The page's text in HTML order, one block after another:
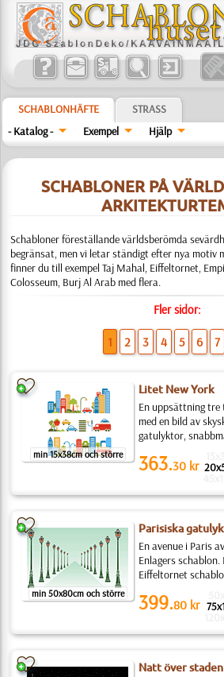
SCHABLONHÄFTE
STRASS
- Katalog -
Exempel Hjälp
SCHABLONER PÅ
Schabloner föreställande världsberömda
begränsat, men vi letar ständigt efter nya motiv
finner du till exempel Taj Mahal, Eiffeltornet,
Colosseum, Burj Al Arab med flera.
Fler sidor:
1 2 3 4 5 6 7
min 15x38cm och större
Litet New York
En uppsättning tre
med en bild av
gatulyktor,
363.30 kr
min 50x80cm och större
Parisiska
En avenue i Paris
Enlagers
Eiffeltornet
399.80 kr
Natt över